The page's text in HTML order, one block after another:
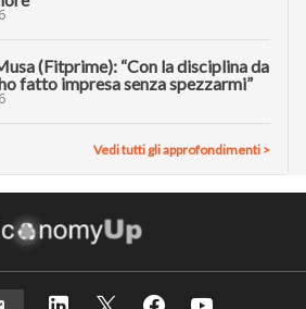
(Fitprime): “Con la disciplina da
fatto impresa senza spezzarmi”
Vedi tutti gli approfondimenti >